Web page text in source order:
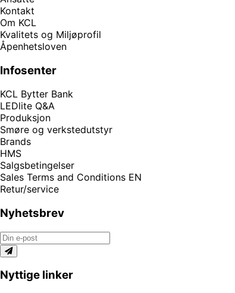
Kontakt
Om KCL
Kvalitets og Miljøprofil
Åpenhetsloven
Infosenter
KCL Bytter Bank
LEDlite Q&A
Produksjon
Smøre og verkstedutstyr
Brands
HMS
Salgsbetingelser
Sales Terms and Conditions EN
Retur/service
Nyhetsbrev
Nyttige linker